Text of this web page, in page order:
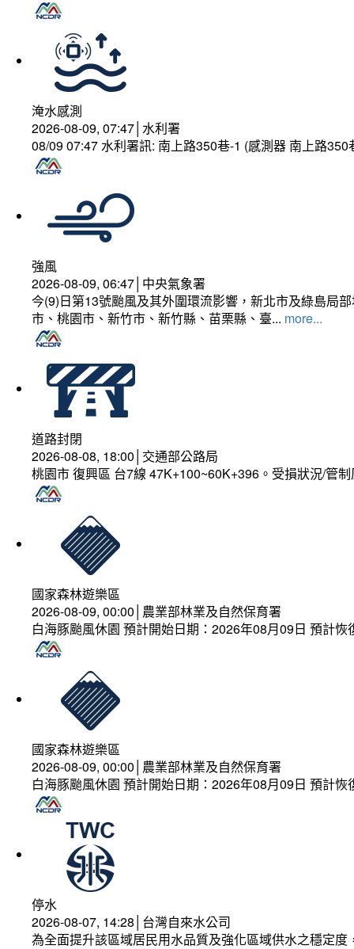
淹水感測
2026-08-09, 07:47│水利署
08/09 07:47 水利署訊: 南上路350巷-1 (感測器 南上路
強風
2026-08-09, 06:47│中央氣象署
今(9)日第13號颱風及其外圍環流影響，新北市及綠島局
市、桃園市、新竹市、新竹縣、苗栗縣、臺... more...
道路封閉
2026-08-08, 18:00│交通部公路局
桃園市 復興區 台7線 47K+100~60K+396。受損狀況/管
國家森林遊樂區
2026-08-09, 00:00│農業部林業及自然保育署
白海豚颱風休園 預計開始日期：2026年08月09日 預計
國家森林遊樂區
2026-08-09, 00:00│農業部林業及自然保育署
白海豚颱風休園 預計開始日期：2026年08月09日 預計
停水
2026-08-07, 14:28│台灣自來水公司
為全面提升該區域居民用水品質及強化區域供水之穩定